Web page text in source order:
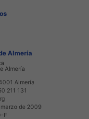
Almería
Almería
Almería
211 131
marzo de 2009
F